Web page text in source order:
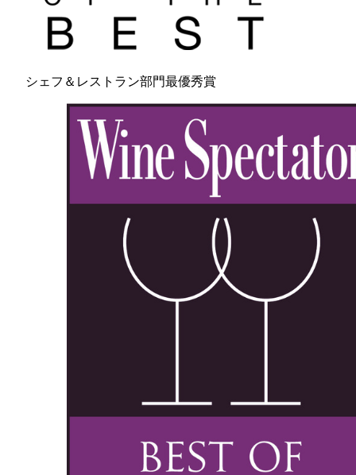
シェフ＆レストラン部門最優秀賞